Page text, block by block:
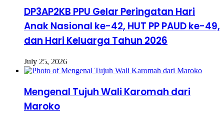
DP3AP2KB PPU Gelar Peringatan Hari
Anak Nasional ke-42, HUT PP PAUD ke-49,
dan Hari Keluarga Tahun 2026
July 25, 2026
Mengenal Tujuh Wali Karomah dari
Maroko